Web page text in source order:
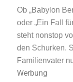
Ob „Babylon
oder „Ein Fall
steht nonstop
den Schurken.
Familienvater
Werbung